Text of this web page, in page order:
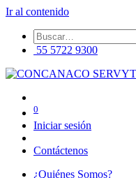
Ir al contenido
55 5722 9300
0
Iniciar sesión
Contáctenos
¿Quiénes Somos?